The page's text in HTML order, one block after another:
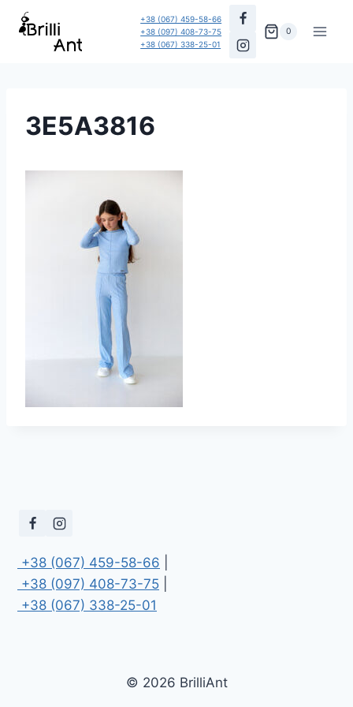
Перейти
+38 (067) 459-58-66
+38 (097) 408-73-75
+38 (067) 338-25-01
0
3E5A3816
+38 (067) 459-58-66
+38 (097) 408-73-75
+38 (067) 338-25-01
© 2026 BrilliAnt